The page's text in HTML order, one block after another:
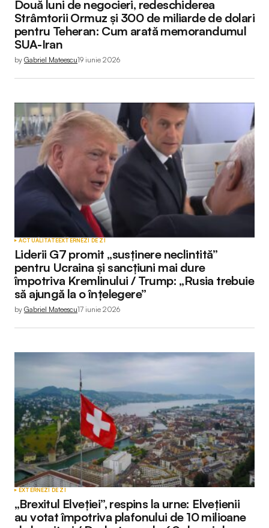
Două luni de negocieri, redeschiderea
Strâmtorii Ormuz și 300 de miliarde de dolari
pentru Teheran: Cum arată memorandumul
SUA-Iran
by Gabriel Mateescu19 iunie 2026
ACTUALITATEEXTERNEZI DE ZI
Liderii G7 promit „susținere neclintită”
pentru Ucraina și sancțiuni mai dure
împotriva Kremlinului / Trump: „Rusia trebuie
să ajungă la o înțelegere”
by Gabriel Mateescu17 iunie 2026
EXTERNEZI DE ZI
„Brexitul Elveției”, respins la urne: Elvețienii
au votat împotriva plafonului de 10 milioane